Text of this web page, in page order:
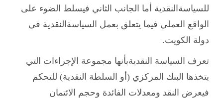
للسياسةالنقدية أما الجانب الثاني فيسلط الضوء على
الواقع العملي فيما يتعلق بعمل السياسةالنقدية في
دولة الكويت.
تعرف السياسة النقديةبأنها مجموعة الإجراءات التي
يتخذها البنك المركزي (أو السلطة النقدية) للتحكم
فيعرض النقد ومعدلات الفائدة وحجم الائتمان